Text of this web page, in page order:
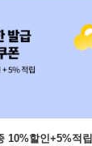
10%할인+5%적